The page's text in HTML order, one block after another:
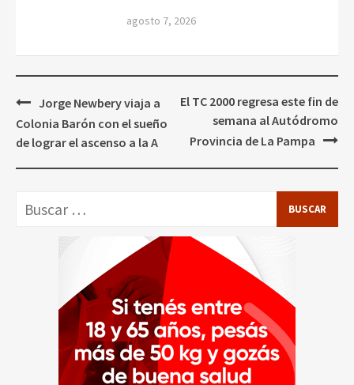
agosto 7, 2026
Navegación
de
entradas
Jorge Newbery viaja a
Colonia Barón con el sueño
de lograr el ascenso a la A
El TC 2000 regresa este fin de
semana al Autódromo
Provincia de La Pampa
Buscar: